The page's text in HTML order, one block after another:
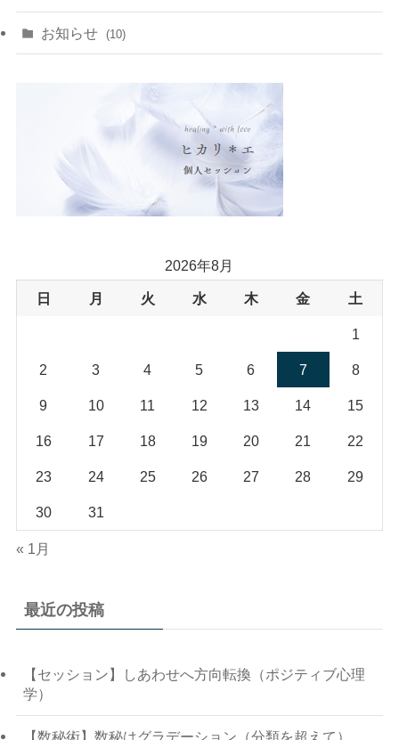
(1) (7)
(4)
(7)
(18)
お知らせ (10)
2026年8月
日 月 火 水 木 金 土
1
2 3 4 5 6 7 8
9 10 11 12 13 14 15
16 17 18 19 20 21 22
23 24 25 26 27 28 29
30 31
« 1月
最近の投稿
【セッション】しあわせへ方向転換（ポジティブ心理
学）
【数秘術】数秘はグラデーション（分類を超えて）